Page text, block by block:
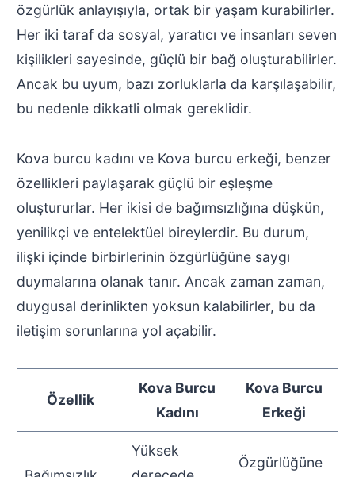
özgürlük anlayışıyla, ortak bir yaşam kurabilirler.
Her iki taraf da sosyal, yaratıcı ve insanları seven
kişilikleri sayesinde, güçlü bir bağ oluşturabilirler.
Ancak bu uyum, bazı zorluklarla da karşılaşabilir,
bu nedenle dikkatli olmak gereklidir.
Kova burcu kadını ve Kova burcu erkeği, benzer
özellikleri paylaşarak güçlü bir eşleşme
oluştururlar. Her ikisi de bağımsızlığına düşkün,
yenilikçi ve entelektüel bireylerdir. Bu durum,
ilişki içinde birbirlerinin özgürlüğüne saygı
duymalarına olanak tanır. Ancak zaman zaman,
duygusal derinlikten yoksun kalabilirler, bu da
iletişim sorunlarına yol açabilir.
Özellik
Kova Burcu
Kadını
Kova Burcu
Erkeği
Yüksek
Özgürlüğüne